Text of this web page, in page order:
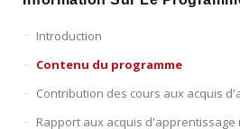
Introduction
Contenu du programme
Contribution des cours aux acquis
Rapport aux acquis